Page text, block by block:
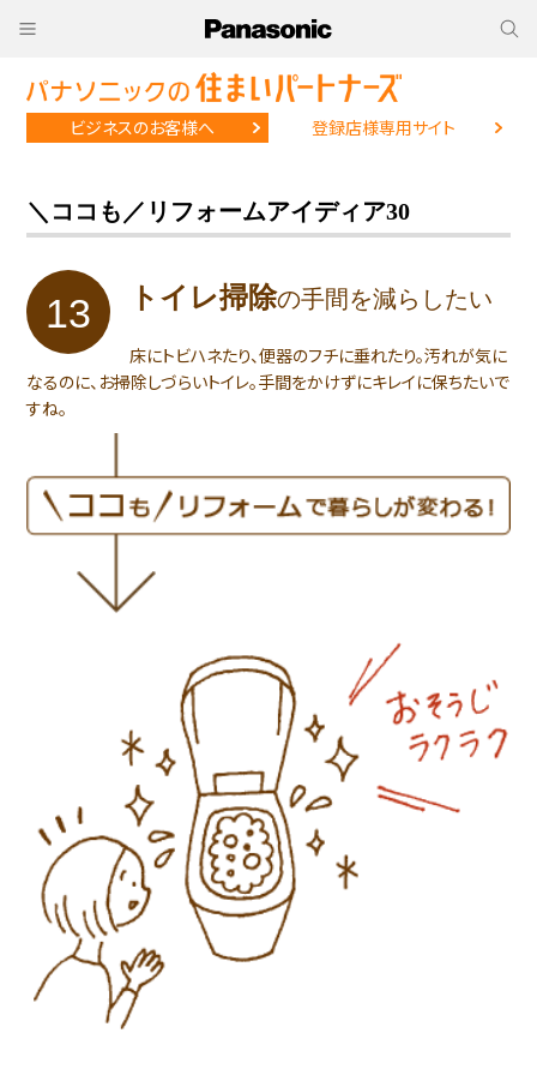
ビジネスのお客様へ 登録店様専用サイト
＼ココも／リフォームアイディア30
13 トイレ掃除の手間を減らしたい
床にトビハネたり、便器のフチに垂れたり。汚れが気に
なるのに、お掃除しづらいトイレ。手間をかけずにキレイに保ちたいで
すね。